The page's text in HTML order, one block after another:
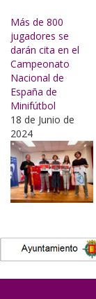
Más de 800
jugadores se
darán cita en el
Campeonato
Nacional de
España de
Minifútbol
18 de Junio de
2024